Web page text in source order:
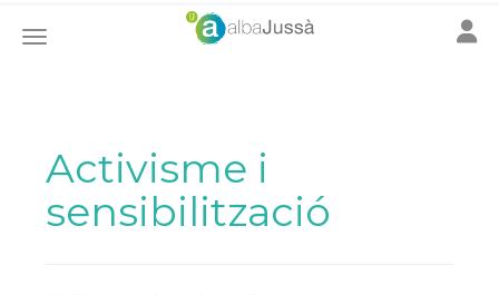
Toggle navigation
Activisme i
sensibilització